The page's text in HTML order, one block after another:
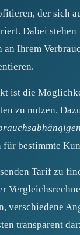
der sich
Dabei
an Ihrem
ist die
zu nutzen.
bestimmte
Tarif zu
verschiedene
transparent